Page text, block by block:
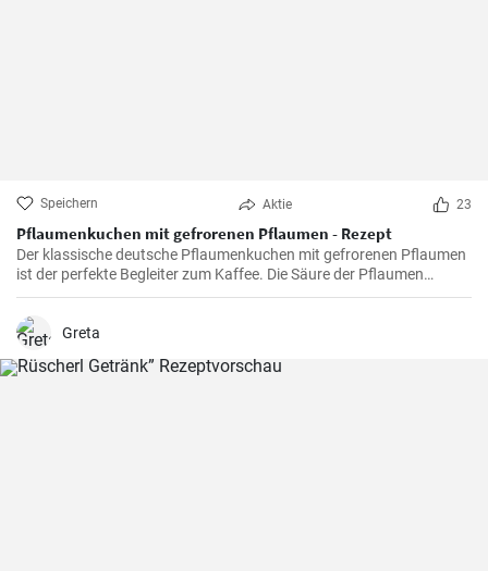
Speichern Aktie 23
Pflaumenkuchen mit gefrorenen Pflaumen - Rezept
Der klassische deutsche Pflaumenkuchen mit gefrorenen Pflaumen
ist der perfekte Begleiter zum Kaffee. Die Säure der Pflaumen
kombiniert mit der Süße des Kuchenteigs ergibt ein harmonisches
Geschmackserlebnis.
Greta